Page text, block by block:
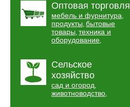
Оптовая торговля
мебель и фурнитура,
продукты, бытовые
товары, техника и
оборудование,
Сельское
хозяйство
сад и огород,
животноводство,